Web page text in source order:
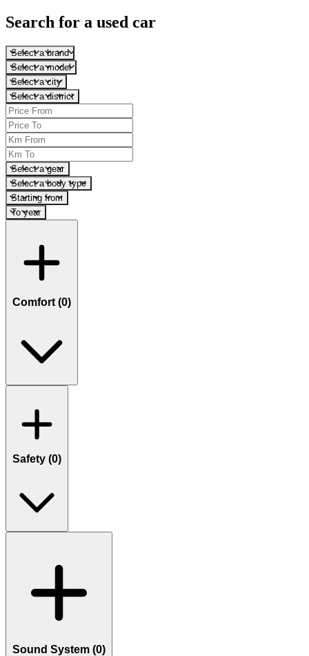
Search for a used car
Select a brand
Select a model
Select a city
Select a district
Select a gear
Select a body type
Starting from
To year
Comfort (0)
Safety (0)
Sound System (0)